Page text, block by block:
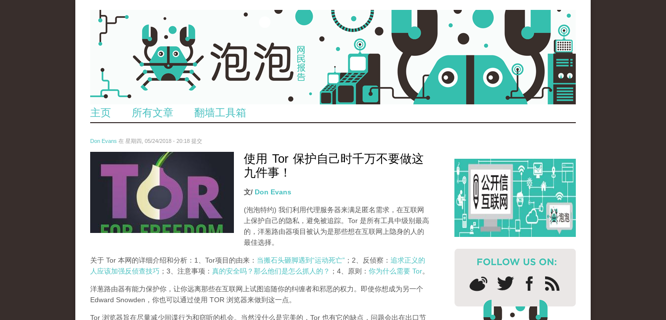
主页 所有文章 翻墙工具箱
Don Evans 在 星期四, 05/24/2018 - 20:18 提交
wechatimg1098.jpeg
使用 Tor 保护自己时千万不要做这
九件事！
文/ Don Evans
(泡泡特约) 我们利用代理服务器来满足匿名需求，在互联网
上保护自己的隐私，避免被追踪。Tor 是所有工具中级别最高
的，洋葱路由器项目被认为是那些想在互联网上隐身的人的
最佳选择。
关于 Tor 本网的详细介绍和分析：1、Tor项目的由来： 当搬石头砸脚遇到“运动死亡” ；2、反侦察： 追求正义的
人应该加强反侦查技巧 ；3、注意事项： 真的安全吗？那么他们是怎么抓人的？ ；4、原则： 你为什么需要 Tor。
洋葱路由器有能力保护你，让你远离那些在互联网上试图追随你的纠缠者和邪恶的权力。即使你想成为另一个
Edward Snowden，你也可以通过使用 TOR 浏览器来做到这一点。
Tor 浏览器旨在尽量减少间谍行为和窃听的机会。当然没什么是完美的，Tor 也有它的缺点，问题会出在出口节